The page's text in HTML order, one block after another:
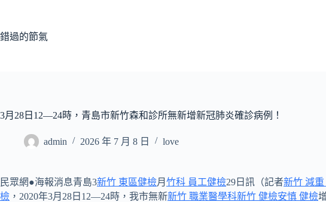
主
錯過的節氣
3月28日12—24時，青島市新竹森和診所無新增新冠肺炎確診病例！
admin 2026 年 7 月 8 日 love
民眾網●海報消息青島3新竹 東區健檢月 竹科 員工健檢29日訊（記者新竹 減
檢 ，2020年3月28日12—24時，我市無新新竹 職業醫學科新竹 健檢安慎 健檢